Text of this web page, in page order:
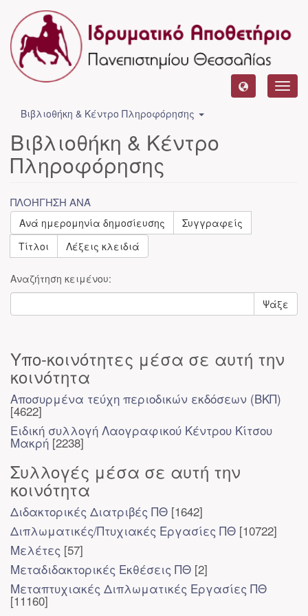
Βιβλιοθήκη & Κέντρο Πληροφόρησης
Βιβλιοθήκη & Κέντρο
Πληροφόρησης
ΠΛΟΉΓΗΣΗ ΑΝΆ
Ανά ημερομηνία δημοσίευσης
Συγγραφείς
Τίτλοι
Λέξεις κλειδιά
Αναζήτηση κειμένου:
Ψάξε
Υπο-κοινότητες μέσα σε αυτή την
κοινότητα
Αποσυρμένα τεύχη περιοδικών εκδόσεων (ΒΚΠ)
[4622]
Ειδική συλλογή Λαογραφικού Κέντρου Κίτσου
Μακρή [2238]
Συλλογές μέσα σε αυτή την
κοινότητα
Διδακτορικές Διατριβές ΠΘ [1642]
Διπλωματικές/Πτυχιακές Εργασίες ΠΘ [10722]
Μελέτες [57]
Μεταδιδακτορικές Εκθέσεις ΠΘ [2]
Μεταπτυχιακές Διπλωματικές Εργασίες ΠΘ
[11160]